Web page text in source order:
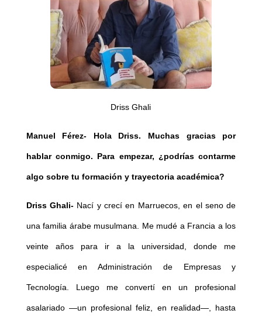
Driss Ghali
Manuel Férez- Hola Driss. Muchas gracias por
hablar conmigo. Para empezar, ¿podrías contarme
algo sobre tu formación y trayectoria académica?
Driss Ghali- Nací y crecí en Marruecos, en el seno de
una familia árabe musulmana. Me mudé a Francia a los
veinte años para ir a la universidad, donde me
especialicé en Administración de Empresas y
Tecnología. Luego me convertí en un profesional
asalariado —un profesional feliz, en realidad—, hasta